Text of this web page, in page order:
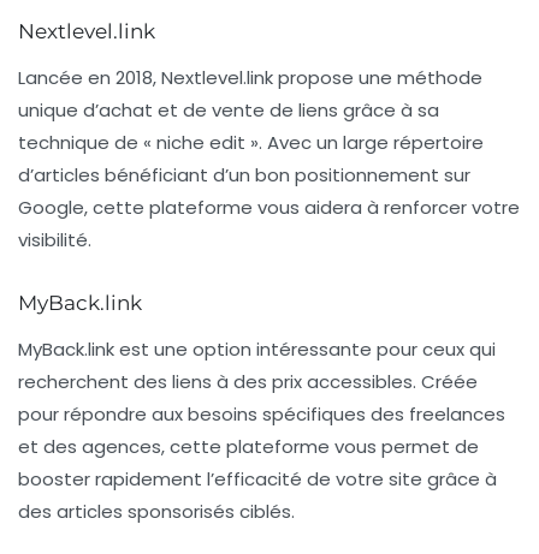
Nextlevel.link
Lancée en 2018,Nextlevel.linkpropose une méthode
unique d’achat et de vente de liens grâce à sa
technique de « niche edit ». Avec un large répertoire
d’articles bénéficiant d’un bon positionnement sur
Google, cette plateforme vous aidera à renforcer votre
visibilité.
MyBack.link
MyBack.linkest une option intéressante pour ceux qui
recherchent des liens à des prix accessibles. Créée
pour répondre aux besoins spécifiques des freelances
et des agences, cette plateforme vous permet de
booster rapidement l’efficacité de votre site grâce à
des articles sponsorisés ciblés.